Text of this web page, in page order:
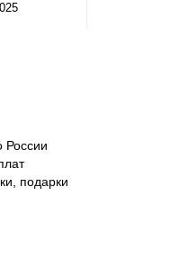
России
подарки